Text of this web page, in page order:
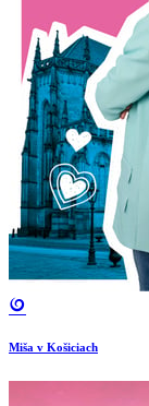
Miša v Košiciach